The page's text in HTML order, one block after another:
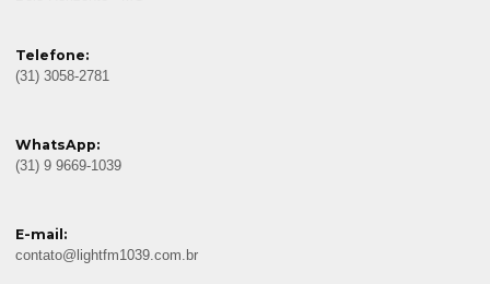
Telefone:
(31) 3058-2781
WhatsApp:
(31) 9 9669-1039
E-mail:
contato@lightfm1039.com.br